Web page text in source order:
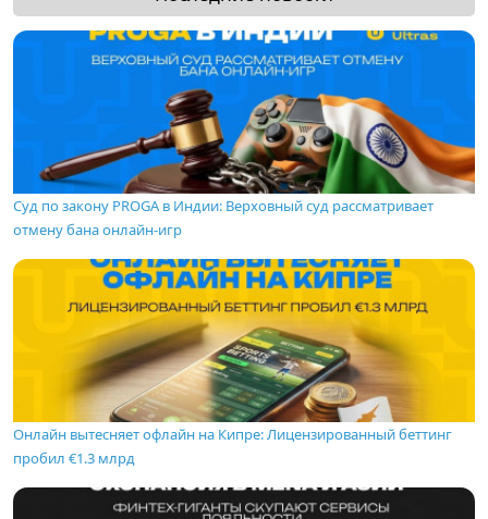
Суд по закону PROGA в Индии: Верховный суд рассматривает
отмену бана онлайн-игр
Онлайн вытесняет офлайн на Кипре: Лицензированный беттинг
пробил €1.3 млрд